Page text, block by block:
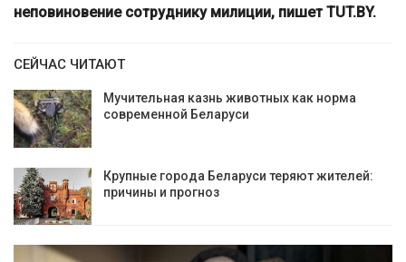
неповиновение сотруднику милиции, пишет TUT.BY.
СЕЙЧАС ЧИТАЮТ
Мучительная казнь животных как норма
современной Беларуси
Крупные города Беларуси теряют жителей:
причины и прогноз